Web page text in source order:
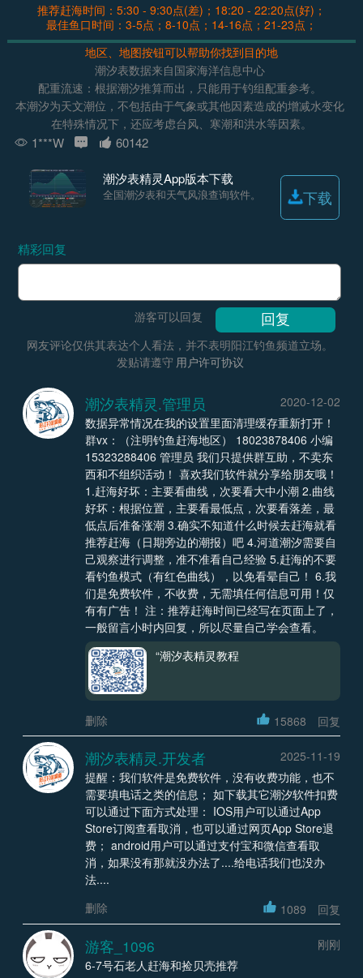
推荐赶海时间：5:30 - 9:30点(差)；18:20 - 22:20点(好)；
最佳鱼口时间：3-5点；8-10点；14-16点；21-23点；
地区、地图按钮可以帮助你找到目的地
潮汐表数据来自国家海洋信息中心
配重流速：根据潮汐推算而出，只能用于钓组配重参考。
本潮汐为天文潮位，不包括由于气象或其他因素造成的增减水变化
在特殊情况下，还应考虑台风、寒潮和洪水等因素。
1***W 60142
潮汐表精灵App版本下载
全国潮汐表和天气风浪查询软件。 下载
精彩回复
游客可以回复
网友评论仅供其表达个人看法，并不表明阳江钓鱼频道立场。
发贴请遵守 用户许可协议
潮汐表精灵.管理员
2020-12-02
数据异常情况在我的设置里面清理缓存重新打开！
群vx：（注明钓鱼赶海地区） 18023878406 小编
15323288406 管理员 我们只提供群互助，不卖东
西和不组织活动！ 喜欢我们软件就分享给朋友哦！
1.赶海好坏：主要看曲线，次要看大中小潮 2.曲线
好坏：根据位置，主要看最低点，次要看落差，最
低点后准备涨潮 3.确实不知道什么时候去赶海就看
推荐赶海（日期旁边的潮报）吧 4.河道潮汐需要自
己观察进行调整，准不准看自己经验 5.赶海的不要
看钓鱼模式（有红色曲线），以免看晕自己！ 6.我
们是免费软件，不收费，无需填任何信息可用！仅
有有广告！ 注：推荐赶海时间已经写在页面上了，
一般留言小时内回复，所以尽量自己学会查看。
“潮汐表精灵教程
删除 15868 回复
潮汐表精灵.开发者
2025-11-19
提醒：我们软件是免费软件，没有收费功能，也不
需要填电话之类的信息； 如下载其它潮汐软件扣费
可以通过下面方式处理： IOS用户可以通过App
Store订阅查看取消，也可以通过网页App Store退
费； android用户可以通过支付宝和微信查看取
消，如果没有那就没办法了....给电话我们也没办
法....
删除
1089 回复
游客_1096
刚刚
6-7号石老人赶海和捡贝壳推荐